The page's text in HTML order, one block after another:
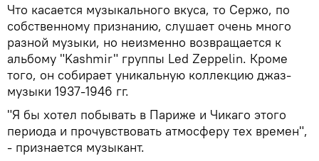
Что касается музыкального вкуса, то Сержо, по
собственному признанию, слушает очень много
разной музыки, но неизменно возвращается к
альбому "Kashmir" группы Led Zeppelin. Кроме
того, он собирает уникальную коллекцию джаз-
музыки 1937-1946 гг.
"Я бы хотел побывать в Париже и Чикаго этого
периода и прочувствовать атмосферу тех времен",
- признается музыкант.